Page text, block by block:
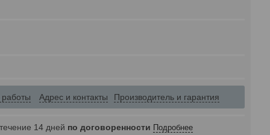
Адрес и контакты Производитель и гарантия
14 дней по договоренности Подробнее